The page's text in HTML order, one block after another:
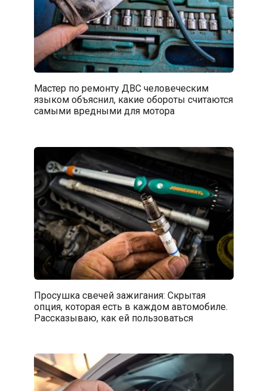
Мастер по ремонту ДВС человеческим
языком объяснил, какие обороты считаются
самыми вредными для мотора
Просушка свечей зажигания: Скрытая
опция, которая есть в каждом автомобиле.
Рассказываю, как ей пользоваться